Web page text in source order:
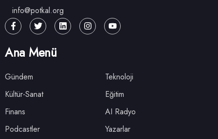
info@potkal.org
Ana Menü
Gündem
Teknoloji
Kültür-Sanat
Eğitim
Finans
AI Radyo
Podcastler
Yazarlar